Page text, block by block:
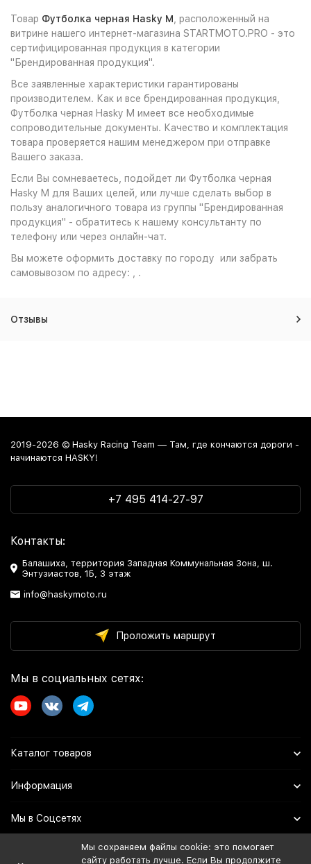
Товар Футболка черная Hasky M , расположенный на
витрине нашего интернет-магазина STARTMOTO.PRO - это
сертифицированная продукция в категории
"Брендированная продукция".
Все заявленные характеристики гарантированы
производителем. Как и все брендированная продукция,
Футболка черная Hasky M имеет все необходимые
сопроводительные документы. Качество и комплектация
товара проверяется нашим менеджером при отправке
Вашего заказа.
Если Вы сомневаетесь, подойдет ли Футболка черная
Hasky M для Ваших целей, или лучше сделать выбор в
пользу аналогичного товара из группы "Брендированная
продукция" - обратитесь к нашему консультанту по
телефону или через онлайн-чат.
Вы можете оформить доставку по городу или забрать
самовывозом по адресу: , .
Отзывы
2019-2026 © Hasky Racing Team — Там, где кончаются дороги -
начинаются HASKY!
+7 495 414-27-97
Контакты:
Балашиха, территория Западная Коммунальная Зона, ш.
Энтузиастов, 1Б, 3 этаж
info@haskymoto.ru
Проложить маршрут
Мы в социальных сетях:
Каталог товаров
Информация
Мы в Соцсетях
Политика персональных данных
Мы сохраняем файлы cookie: это помогает
сайту работать лучше. Если Вы продолжите